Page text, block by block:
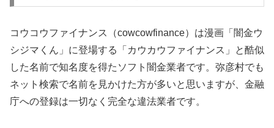
コウコウファイナンス（cowcowfinance）は漫画「闇金ウ
シジマくん」に登場する「カウカウファイナンス」と酷似
した名前で知名度を得たソフト闇金業者です。弥彦村でも
ネット検索で名前を見かけた方が多いと思いますが、金融
庁への登録は一切なく完全な違法業者です。